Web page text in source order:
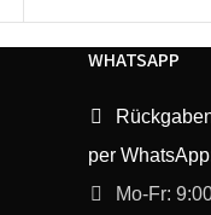
WHATSAPP
per
Mo-Fr: